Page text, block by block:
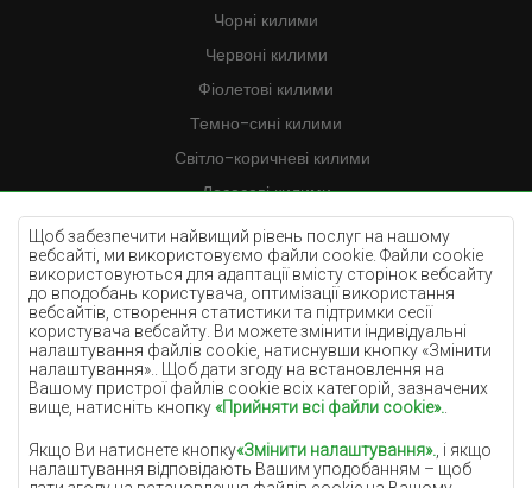
Щоб забезпечити найвищий рівень послуг на нашому
вебсайті, ми використовуємо файли cookie. Файли cookie
використовуються для адаптації вмісту сторінок вебсайту
до вподобань користувача, оптимізації використання
вебсайтів, створення статистики та підтримки сесії
користувача вебсайту. Ви можете змінити індивідуальні
налаштування файлів cookie, натиснувши кнопку «Змінити
налаштування».. Щоб дати згоду на встановлення на
Вашому пристрої файлів cookie всіх категорій, зазначених
вище, натисніть кнопку«Прийняти всі файли cookie».
Якщо Ви натиснете кнопку«Змінити налаштування». , і якщо
налаштування відповідають Вашим уподобанням – щоб
Чорні килими
Червоні килими
Фіолетові килими
Темно-сині килими
Світло-коричневі килими
Лососеві килими
Кремові килими
Бузкові килими
Жовті килими
М'ятні килими
Блакитні килими
Помаранчеві килими
Сірі покриття